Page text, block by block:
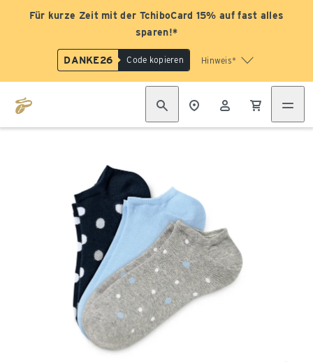
Für kurze Zeit mit der TchiboCard 15% auf fast alles
sparen!*
DANKE26 Code kopieren Hinweis*